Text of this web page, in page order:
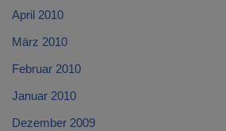
April 2010
März 2010
Februar 2010
Januar 2010
Dezember 2009